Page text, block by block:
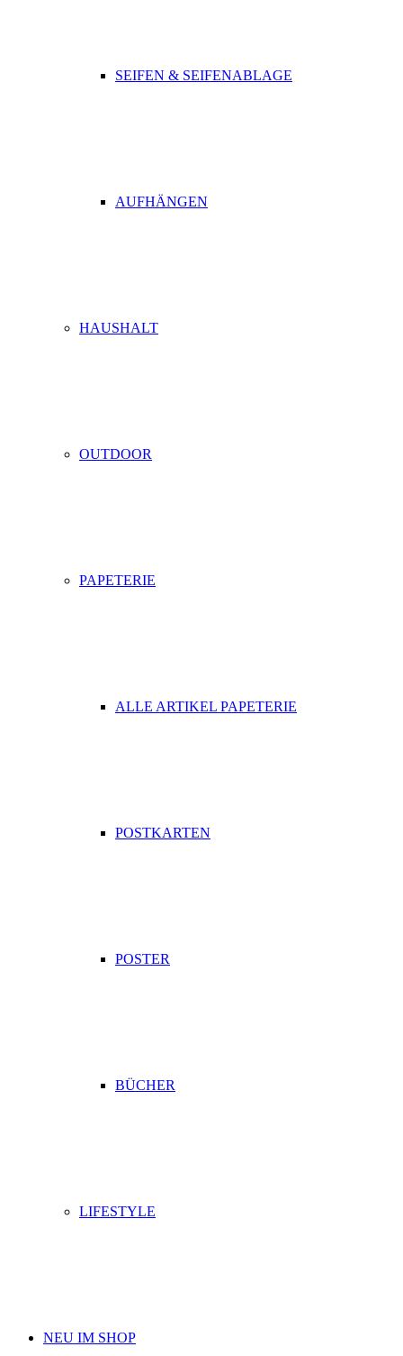
SEIFEN & SEIFENABLAGE
AUFHÄNGEN
HAUSHALT
OUTDOOR
PAPETERIE
ALLE ARTIKEL PAPETERIE
POSTKARTEN
POSTER
BÜCHER
LIFESTYLE
NEU IM SHOP